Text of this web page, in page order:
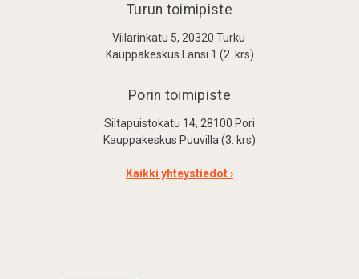
Turun toimipiste
Viilarinkatu 5, 20320 Turku
Kauppakeskus Länsi 1 (2. krs)
Porin toimipiste
Siltapuistokatu 14, 28100 Pori
Kauppakeskus Puuvilla (3. krs)
Kaikki yhteystiedot ›